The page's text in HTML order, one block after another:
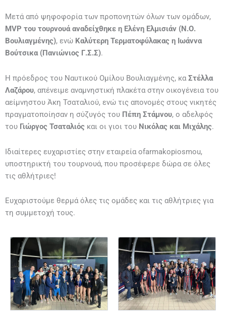
Μετά από ψηφοφορία των προπονητών όλων των ομάδων,
MVP του τουρνουά αναδείχθηκε η Ελένη Ελμισιάν (Ν.Ο.
Βουλιαγμένης), ενώ Καλύτερη Τερματοφύλακας η Ιωάννα
Βούτσικα (Πανιώνιος Γ.Σ.Σ).
H πρόεδρος του Ναυτικού Ομίλου Βουλιαγμένης, καΣτέλλα
Λαζάρου, απένειμε αναμνηστική πλακέτα στην οικογένεια του
αείμνηστου Άκη Τσαταλιού, ενώ τις απονομές στους νικητές
πραγματοποίησαν η σύζυγός του Πέπη Στάμνου, ο αδελφός
του Γιώργος Τσαταλιός και οι γιοι του Νικόλας και Μιχάλης.
Ιδιαίτερες ευχαριστίες στην εταιρεία ofarmakopiosmou,
υποστηρικτή του τουρνουά, που προσέφερε δώρα σε όλες
τις αθλήτριες!
Ευχαριστούμε θερμά όλες τις ομάδες και τις αθλήτριες για
τη συμμετοχή τους.